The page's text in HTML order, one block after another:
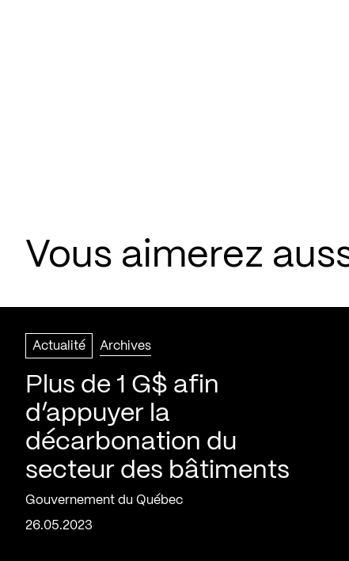
Vous aimerez
Actualité Archives
Plus de 1 G$ afin
d’appuyer la
décarbonation du
secteur des bâtiments
Gouvernement du Québec
26.05.2023